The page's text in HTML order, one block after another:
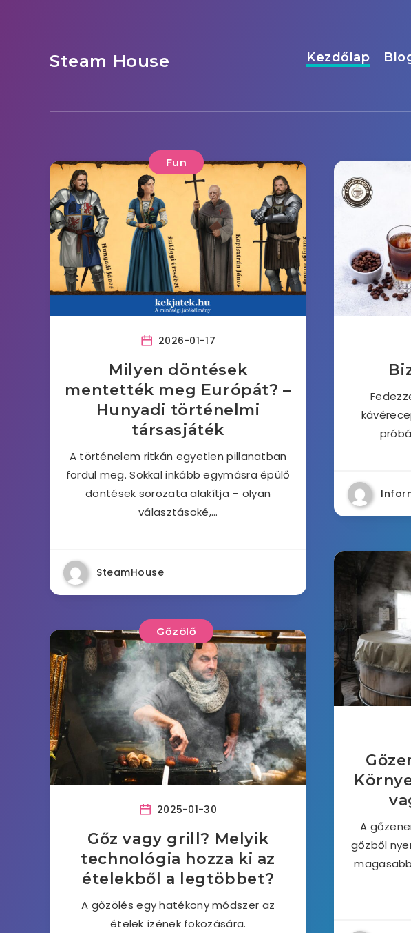
Steam House Kezdőlap
Fun
2026-01-17
Milyen döntések
mentették meg Európát? –
Hunyadi történelmi
társasjáték
A történelem ritkán egyetlen pillanatban
fordul meg. Sokkal inkább egymásra épülő
döntések sorozata alakítja – olyan
választásoké,…
SteamHouse
Gőzölő
2025-01-30
Gőz vagy grill? Melyik
technológia hozza ki az
ételekből a legtöbbet?
A gőzölés egy hatékony módszer az
ételek ízének fokozására.
A
gőzből